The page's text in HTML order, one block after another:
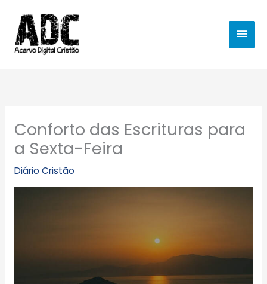
para
conteúdo
Conforto das Escrituras para
a Sexta-Feira
Diário Cristão